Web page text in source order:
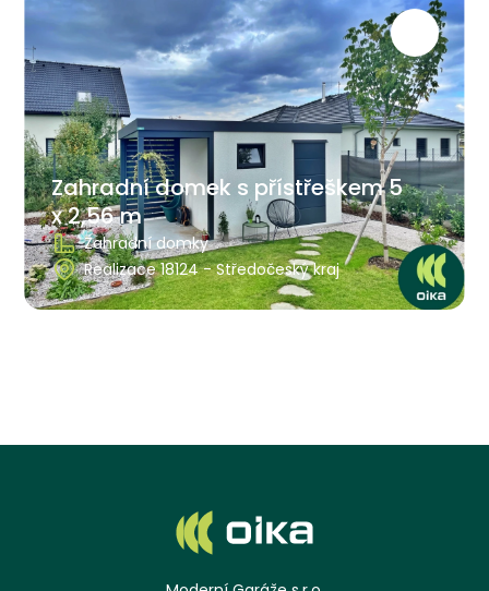
Zahradní domek s přístřeškem 5
x 2,56 m
Zahradní domky
Realizace 18124 - Středočeský kraj